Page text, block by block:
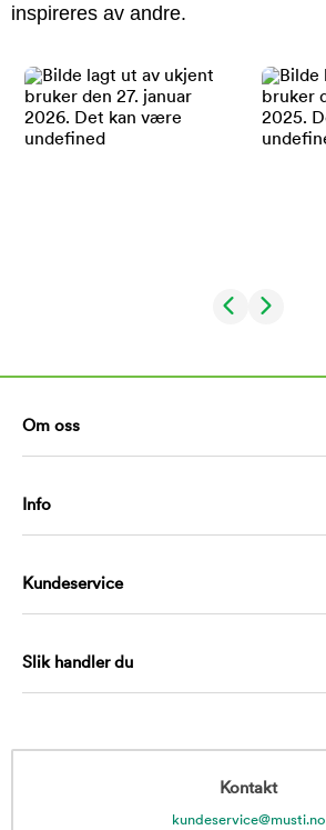
inspireres av andre.
Om oss
Info
Kundeservice
Slik handler du
Kontakt
kundeservice@musti.no